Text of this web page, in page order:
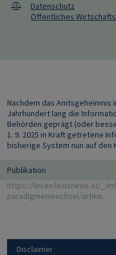
Datenschutz
Öffentliches
Nachdem das Amtsgeheimnis
Jahrhundert lang die
Behörden geprägt (oder
1. 9. 2025 in Kraft getretene
bisherige System nun auf den
Publikation
https://lesen.lexisnexis.at/_/
paradigmenwechsel/artike…
Disclaimer